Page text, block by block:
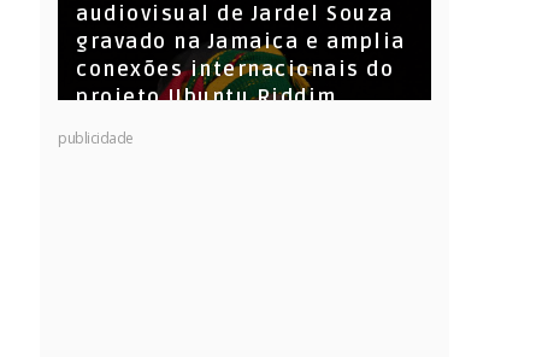
audiovisual de Jardel Souza
gravado na Jamaica e amplia
conexões internacionais do
projeto Ubuntu Riddim
KL Jay (Racionais MC’s), DJ
publicidade